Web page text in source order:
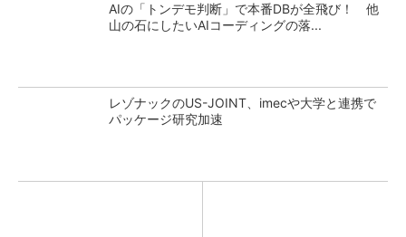
AIの「トンデモ判断」で本番DBが全飛び！ 他
山の石にしたいAIコーディングの落...
レゾナックのUS-JOINT、imecや大学と連携で
パッケージ研究加速